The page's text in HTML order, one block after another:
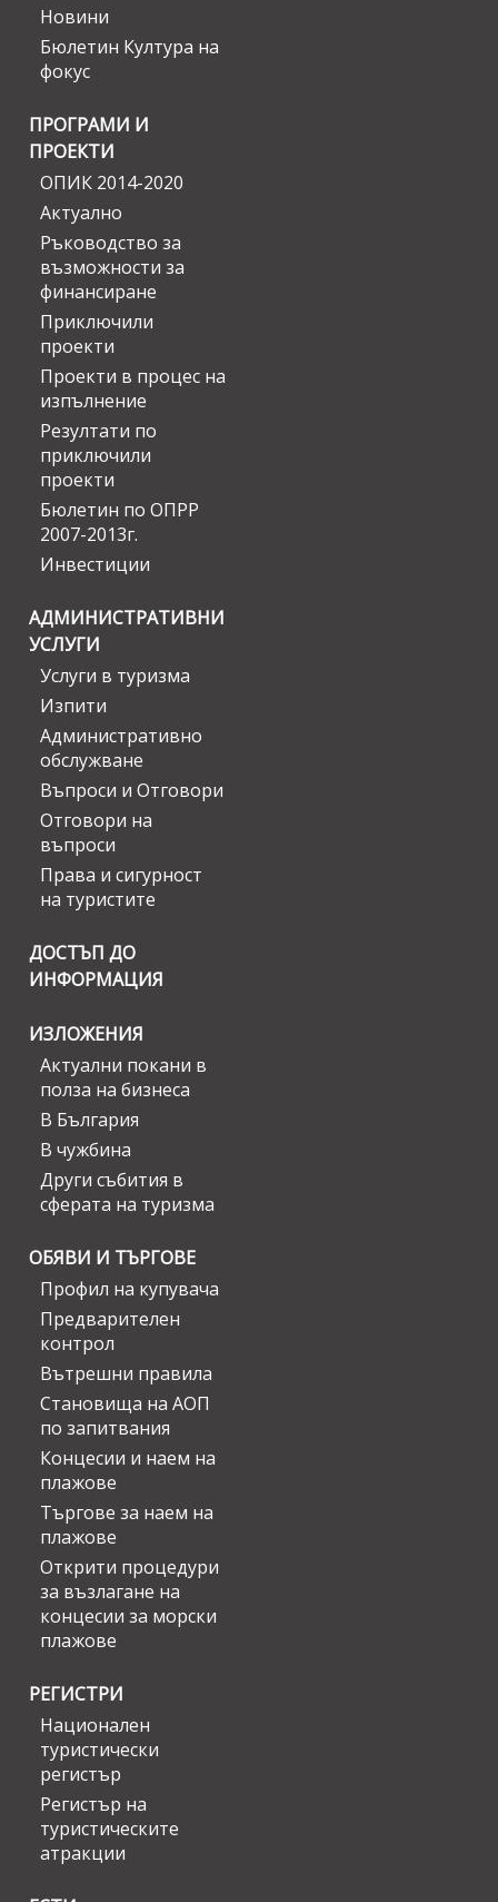
Новини
Бюлетин Култура на
фокус
ПРОГРАМИ И
ПРОЕКТИ
ОПИК 2014-2020
Актуално
Ръководство за
възможности за
финансиране
Приключили
проекти
Проекти в процес на
изпълнение
Резултати по
приключили
проекти
Бюлетин по ОПРР
2007-2013г.
Инвестиции
АДМИНИСТРАТИВНИ
УСЛУГИ
Услуги в туризма
Изпити
Административно
обслужване
Въпроси и Отговори
Отговори на
въпроси
Права и сигурност
на туристите
ДОСТЪП ДО
ИНФОРМАЦИЯ
ИЗЛОЖЕНИЯ
Актуални покани в
полза на бизнеса
В България
В чужбина
Други събития в
сферата на туризма
ОБЯВИ И ТЪРГОВЕ
Профил на купувача
Предварителен
контрол
Вътрешни правила
Становища на АОП
по запитвания
Концесии и наем на
плажове
Търгове за наем на
плажове
Открити процедури
за възлагане на
концесии за морски
плажове
РЕГИСТРИ
Национален
туристически
регистър
Регистър на
туристическите
атракции